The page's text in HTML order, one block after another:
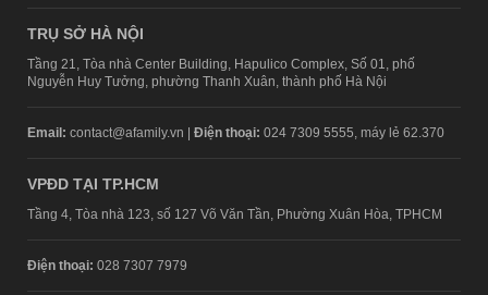
TRỤ SỞ HÀ NỘI
Tầng 21, Tòa nhà Center Building, Hapulico Complex, Số 01, phố
Nguyễn Huy Tưởng, phường Thanh Xuân, thành phố Hà Nội
Email: contact@afamily.vn | Điện thoại: 024 7309 5555, máy lẻ 62.370
VPĐD TẠI TP.HCM
Tầng 4, Tòa nhà 123, số 127 Võ Văn Tần, Phường Xuân Hòa, TPHCM
Điện thoại: 028 7307 7979